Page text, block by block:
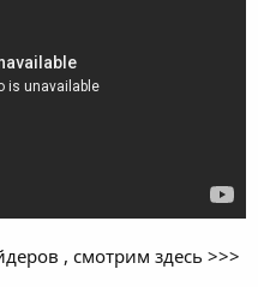
, смотрим здесь >>>